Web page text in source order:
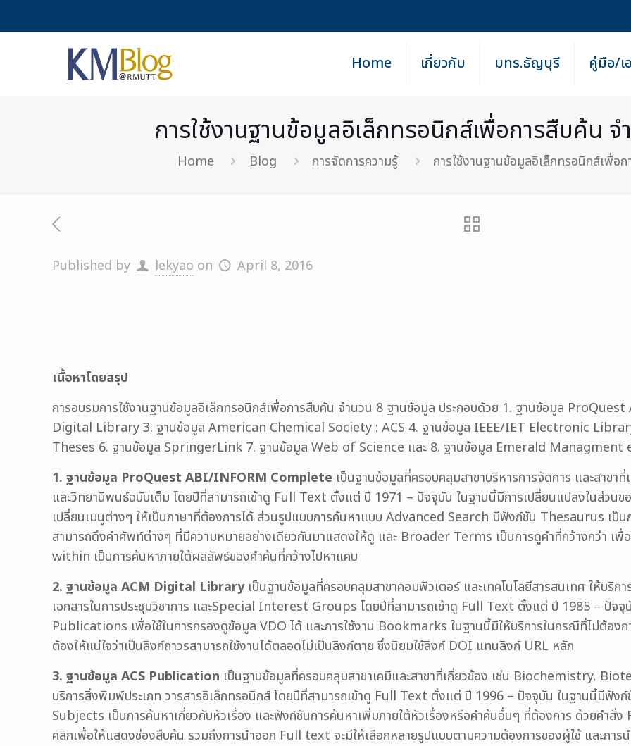
Home เกี่ยวกับ มทร.ธัญบุรี คู่มือ/เ
การใช้งานฐานข้อมูลอิเล็กทรอนิกส์เพื่อการสืบค้น
Home Blog การจัดการความรู้ การใช้งานฐานข้อมูลอิเล็กทรอนิกส์เพื่อ
Published by lekyao on April 8, 2016
เนื้อหาโดยสรุป
การอบรมการใช้งานฐานข้อมูลอิเล็กทรอนิกส์เพื่อการสืบค้น จำนวน 8 ฐานข้อมูล ประกอบด้วย 1. ฐานข้อมูล
Digital Library 3. ฐานข้อมูล American Chemical Society : ACS 4. ฐานข้อมูล IEEE/IET Electronic
Theses 6. ฐานข้อมูล SpringerLink 7. ฐานข้อมูล Web of Science และ 8. ฐานข้อมูล Emerald Managment
1. ฐานข้อมูล ProQuest ABI/INFORM Complete เป็นฐานข้อมูลที่ครอบคลุมสาขาบริหารการจัดการ และสาข
และวิทยานิพนธ์ฉบับเต็ม โดยปีที่สามารถเข้าดู Full Text ตั้งแต่ ปี 1971 – ปัจจุบัน ในฐานนี้มีการเปลี่ยนแปลงในส่วน
เปลี่ยนเมนูต่างๆ ให้เป็นภาษาที่ต้องการได้ ส่วนรูปแบบการค้นหาแบบ Advanced Search มีฟังก์ชัน Thesaurus เ
สามารถดึงคำศัพท์ต่างๆ ที่มีความหมายอย่างเดียวกันมาแสดงให้ดู และ Broader Terms เป็นการดูคำที่กว้างกว่า เพื่
within เป็นการค้นหาภายใต้ผลลัพธ์ของคำค้นที่กว้างไปหาแคบ
2. ฐานข้อมูล ACM Digital Libraryเป็นฐานข้อมูลที่ครอบคลุมสาขาคอมพิวเตอร์ และเทคโนโลยีสารสนเทศ ให้บริ
เอกสารในการประชุมวิชาการ และSpecial Interest Groups โดยปีที่สามารถเข้าดู Full Text ตั้งแต่ ปี 1985 – ปัจ
Publications เพื่อใช้ในการกรองดูข้อมูล VDO ได้ และการใช้งาน Bookmarks ในฐานนี้มีให้บริการในกรณีที่ไม่ต้อง
ต้องให้แน่ใจว่าเป็นลิงก์ถาวรสามารถใช้งานได้ตลอดไม่เป็นลิงก์ตาย ซึ่งนิยมใช้ลิงก์ DOI แทนลิงก์ URL หลัก
3. ฐานข้อมูล ACS Publication เป็นฐานข้อมูลที่ครอบคลุมสาขาเคมีและสาขาที่เกี่ยวข้อง เช่น Biochemistry,
บริการสิ่งพิมพ์ประเภท วารสารอิเล็กทรอนิกส์ โดยปีที่สามารถเข้าดู Full Text ตั้งแต่ ปี 1996 – ปัจจุบัน ในฐานนี้มีฟัง
Subjects เป็นการค้นหาเกี่ยวกับหัวเรื่อง และฟังก์ชันการค้นหาเพิ่มภายใต้หัวเรื่องหรือคำค้นอื่นๆ ที่ต้องการ ด้วยคำสั่
คลิกเพื่อให้แสดงช่องสืบค้น รวมถึงการนำออก Full text จะมีให้เลือกหลายรูปแบบตามความต้องการของผู้ใช้ และการ